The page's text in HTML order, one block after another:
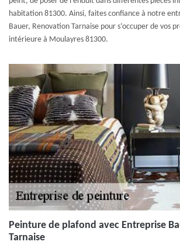
habitation 81300. Ainsi, faites confiance à notre
Bauer, Renovation Tarnaise pour s’occuper de vos
intérieure à Moulayres 81300.
Peinture de plafond avec Entreprise
Tarnaise